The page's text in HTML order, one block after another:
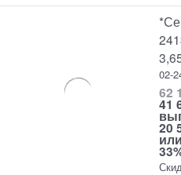
02-
62
41
20
или